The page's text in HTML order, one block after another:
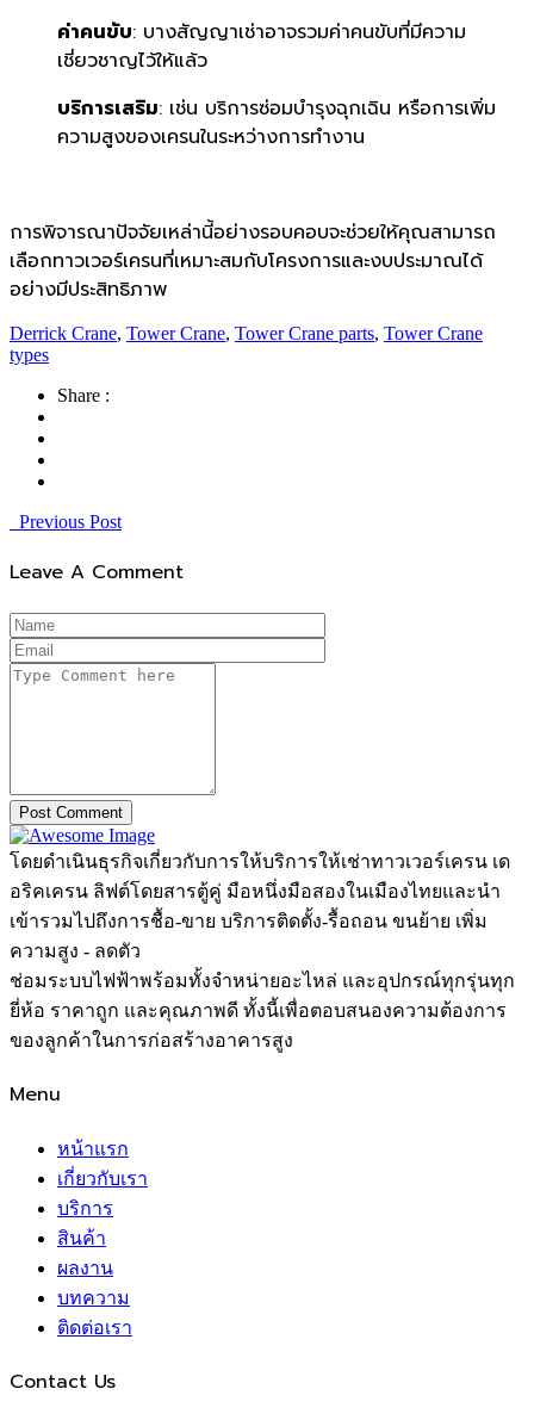
ค่าคนขับ: บางสัญญาเช่าอาจรวมค่าคนขับที่มีความ
เชี่ยวชาญไว้ให้แล้ว
บริการเสริม: เช่น บริการซ่อมบำรุงฉุกเฉิน หรือการเพิ่ม
ความสูงของเครนในระหว่างการทำงาน
การพิจารณาปัจจัยเหล่านี้อย่างรอบคอบจะช่วยให้คุณสามารถ
เลือกทาวเวอร์เครนที่เหมาะสมกับโครงการและงบประมาณได้
อย่างมีประสิทธิภาพ
Derrick Crane, Tower Crane, Tower Crane parts, Tower Crane
types
Share :
Previous Post
Leave A Comment
Post Comment
โดยดำเนินธุรกิจเกี่ยวกับการให้บริการให้เช่าทาวเวอร์เครน เด
อริคเครน ลิฟต์โดยสารตู้คู่ มือหนึ่งมือสองในเมืองไทยและนำ
เข้ารวมไปถึงการชื้อ-ขาย บริการติดตั้ง-รื้อถอน ขนย้าย เพิ่ม
ความสูง - ลดตัว
ช่อมระบบไฟฟ้าพร้อมทั้งจำหน่ายอะไหล่ และอุปกรณ์ทุกรุ่นทุก
ยี่ห้อ ราคาถูก และคุณภาพดี ทั้งนี้เพื่อตอบสนองความต้องการ
ของลูกค้าในการก่อสร้างอาคารสูง
Menu
หน้าแรก
เกี่ยวกับเรา
บริการ
สินค้า
ผลงาน
บทความ
ติดต่อเรา
Contact Us